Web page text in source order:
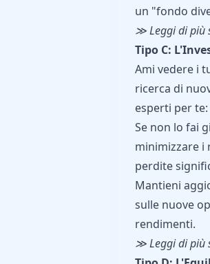
un "fondo
≫ Leggi di più
Tipo C:
Ami vedere i
ricerca di
esperti per te:
Se non lo fai
minimizzare i
perdite
Mantieni
sulle nuove
rendimenti.
≫ Leggi di più